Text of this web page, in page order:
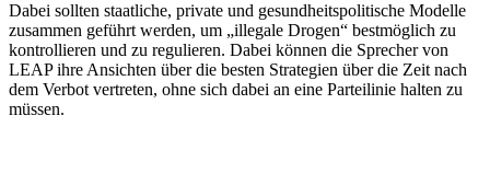
Dabei sollten staatliche, private und gesundheitspolitische Modelle
zusammen geführt werden, um „illegale Drogen“ bestmöglich zu
kontrollieren und zu regulieren. Dabei können die Sprecher von
LEAP ihre Ansichten über die besten Strategien über die Zeit nach
dem Verbot vertreten, ohne sich dabei an eine Parteilinie halten zu
müssen.